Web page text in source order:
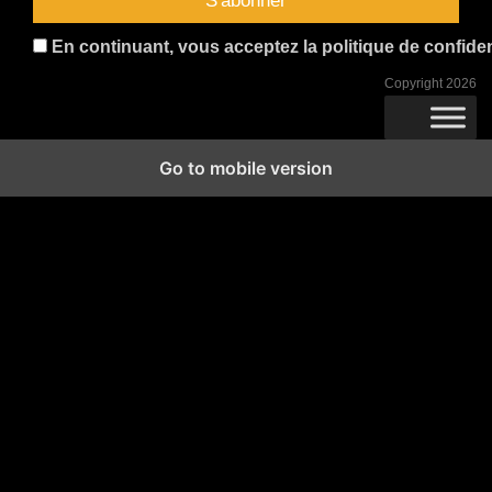
En continuant, vous acceptez la politique de
Copyright 2026
Go to mobile version